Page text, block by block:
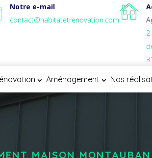
Notre e-mail
contact@habitatetrenovation.com
2
Aménagement Nos
MAISON MONTAUBAN